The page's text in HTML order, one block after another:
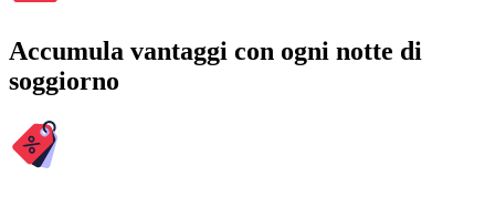
Accumula vantaggi con ogni notte di
soggiorno